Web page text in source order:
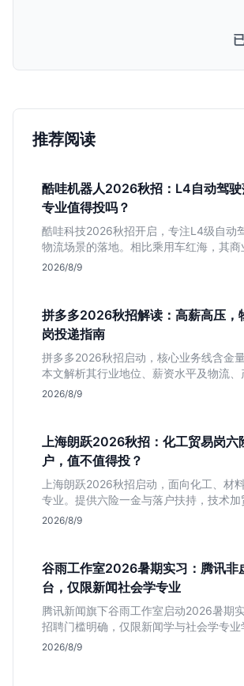
推荐阅读
酷哇机器人2026秋招：L4自动驾
专业值得投吗？
酷哇科技2026秋招开启，专注L4级自动
物流场景的落地。相比乘用车红海，其商
晰，现金流相对健康。本文解读其业务模
2026/8/9
拼多多2026秋招解读：高薪高压，
岗投递指南
拼多多2026秋招启动，核心业务线含金量
本文解析其行业地位、薪资水平及物流、
略，助你判断是否适合这种高强度职业起
2026/8/9
上海朗跃2026秋招：化工贸易岗六
户，值不值得投？
上海朗跃2026秋招启动，面向化工、材
专业。提供六险一金与落户扶持，技术加
模式稳定性高。本文解读岗位需求与福利
2026/8/9
谷雨工作室2026暑期实习：腾讯非
台，仅限新闻社会学专业
腾讯新闻旗下谷雨工作室启动2026暑期
招聘门槛明确，仅限新闻学与社会学专业
耕非虚构写作的头部团队，该岗位提供独
2026/8/9